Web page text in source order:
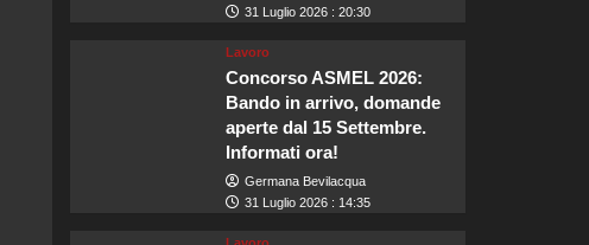
31 Luglio 2026 : 20:30
Lavoro
Concorso ASMEL 2026:
Bando in arrivo, domande
aperte dal 15 Settembre.
Informati ora!
Germana Bevilacqua
31 Luglio 2026 : 14:35